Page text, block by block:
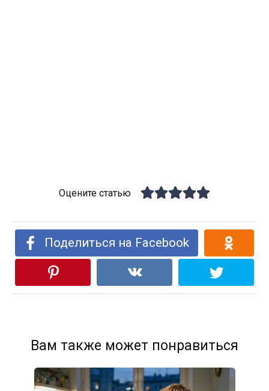
Оцените статью
Поделиться на Facebook
Вам также может понравиться